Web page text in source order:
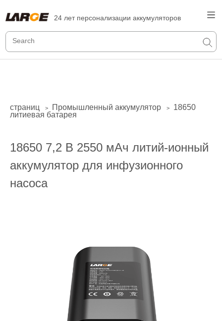
24 лет персонализации аккумуляторов
страниц > Промышленный аккумулятор >
18650
литиевая батарея
18650 7,2 В 2550 мАч литий-ионный
аккумулятор для инфузионного
насоса